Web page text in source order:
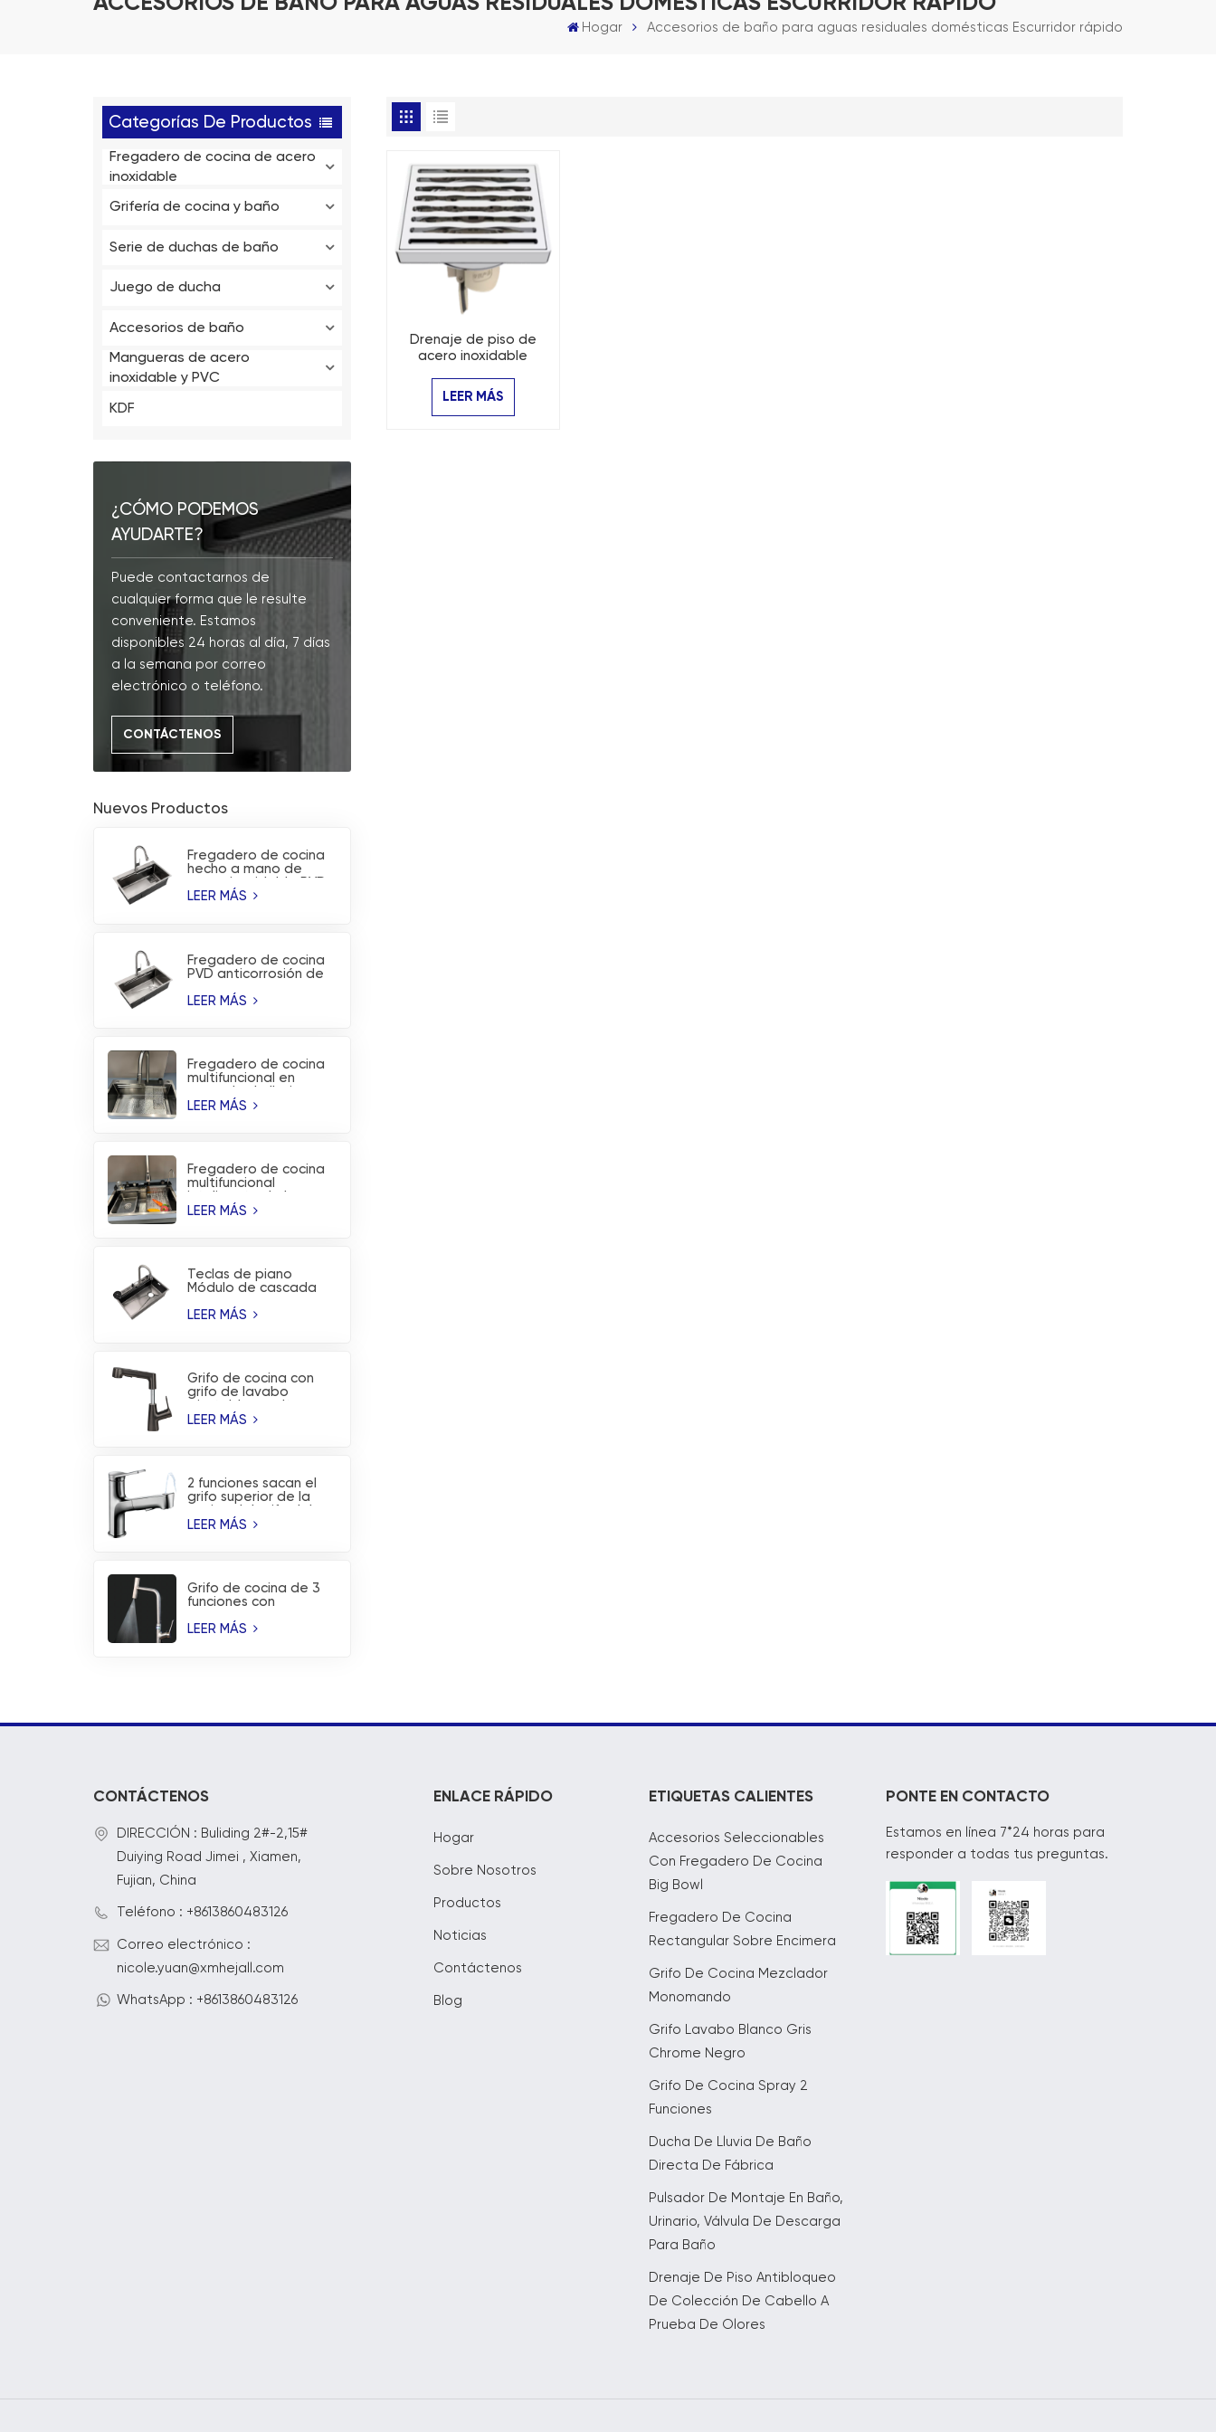
Hogar Accesorios de baño para aguas residuales domésticas Escurridor rápido
Categorías De Productos
Fregadero de cocina de acero
inoxidable
Grifería de cocina y baño
Serie de duchas de baño
Juego de ducha
Accesorios de baño
Mangueras de acero
inoxidable y PVC
KDF
¿CÓMO PODEMOS
AYUDARTE?
Puede contactarnos de
cualquier forma que le resulte
conveniente. Estamos
disponibles 24 horas al día, 7 días
a la semana por correo
electrónico o teléfono.
CONTÁCTENOS
Nuevos Productos
Fregadero de cocina
hecho a mano de
sin revestimiento
LEER MÁS
Fregadero de cocina
PVD anticorrosión de
hecho a mano de
LEER MÁS
Fregadero de cocina
multifuncional en
voladora de acero
LEER MÁS
Fregadero de cocina
multifuncional
estación de trabajo
LEER MÁS
Teclas de piano
Módulo de cascada
Fregadero de cocina
LEER MÁS
Grifo de cocina con
grifo de lavabo
extraíble con 2
LEER MÁS
2 funciones sacan el
grifo superior de la
lavabo del lavado de
LEER MÁS
Grifo de cocina de 3
funciones con
temperatura y
LEER MÁS
Drenaje de piso de
acero inoxidable
rejilla cuadrada
LEER MÁS
CONTÁCTENOS
DIRECCIÓN : Buliding 2#-2,15#
Duiying Road Jimei , Xiamen,
Fujian, China
Teléfono : +8613860483126
Correo electrónico :
nicole.yuan@xmhejall.com
WhatsApp : +8613860483126
ENLACE RÁPIDO
Hogar
Sobre Nosotros
Productos
Noticias
Contáctenos
Blog
ETIQUETAS CALIENTES
Accesorios Seleccionables
Con Fregadero De Cocina
Big Bowl
Fregadero De Cocina
Rectangular Sobre Encimera
Grifo De Cocina Mezclador
Monomando
Grifo Lavabo Blanco Gris
Chrome Negro
Grifo De Cocina Spray 2
Funciones
Ducha De Lluvia De Baño
Directa De Fábrica
Pulsador De Montaje En Baño,
Urinario, Válvula De Descarga
Para Baño
Drenaje De Piso Antibloqueo
De Colección De Cabello A
Prueba De Olores
PONTE EN CONTACTO
Estamos en línea 7*24 horas para
responder a todas tus preguntas.